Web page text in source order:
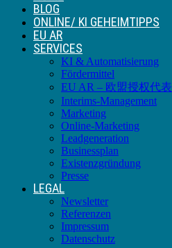
BLOG
ONLINE/ KI GEHEIMTIPPS
EU AR
SERVICES
KI & Automatisierung
Fördermittel
EU AR – 欧盟授权代表
Interims-Management
Marketing
Online-Marketing
Leadgeneration
Businessplan
Existenzgründung
Presse
LEGAL
Newsletter
Referenzen
Impressum
Datenschutz